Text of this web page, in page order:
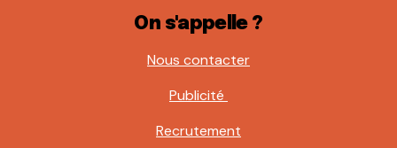
On s'appelle ?
Nous contacter
Publicité
Recrutement